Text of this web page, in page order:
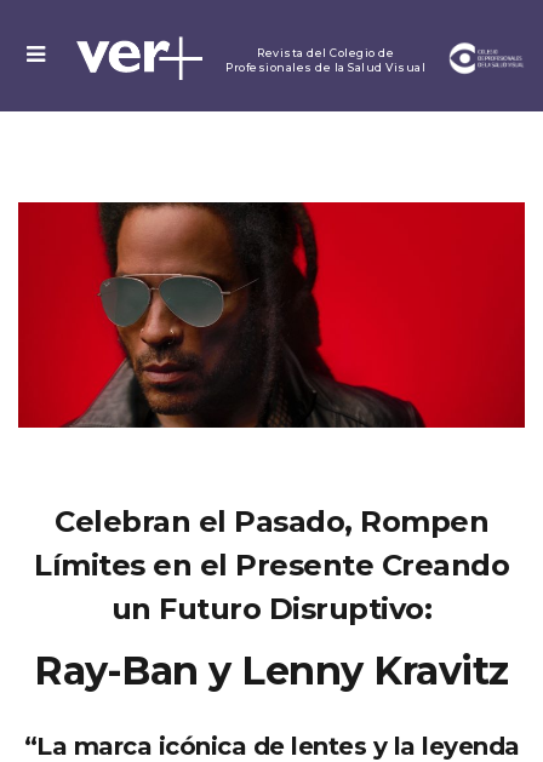
MENU
Revista del Colegio de
Profesionales de la Salud Visual
Celebran el Pasado, Rompen
Límites en el Presente Creando
un Futuro Disruptivo:
Ray-Ban y Lenny Kravitz
“La marca icónica de lentes y la leyenda